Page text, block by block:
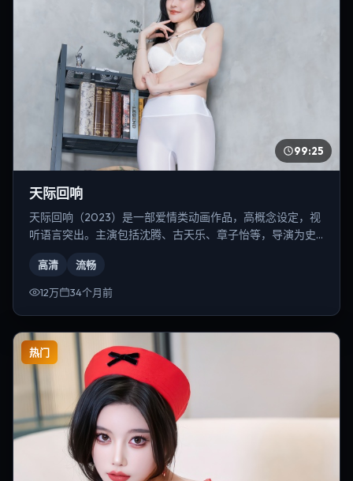
99:25
天际回响
天际回响（2023）是一部爱情类动画作品，高概念设定，视
听语言突出。主演包括沈腾、古天乐、章子怡等，导演为史
高清 流畅
12万 34个月前
热门